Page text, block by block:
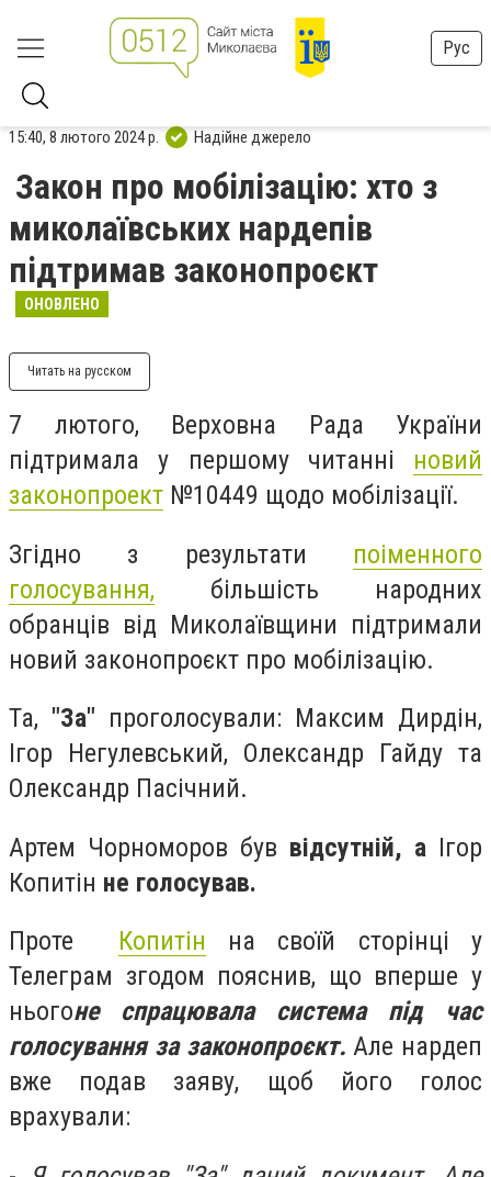
Рус
15:40, 8 лютого 2024 р. Надійне джерело
Закон про мобілізацію: хто з
миколаївських нардепів
підтримав законопроєкт
ОНОВЛЕНО
Читать на русском
7 лютого, Верховна Рада України
підтримала у першому читанні новий
законопроект №10449 щодо мобілізації.
Згідно з результати поіменного
голосування, більшість народних
обранців від Миколаївщини підтримали
новий законопроєкт про мобілізацію.
Та, "За" проголосували: Максим Дирдін,
Ігор Негулевський, Олександр Гайду та
Олександр Пасічний.
Артем Чорноморов був відсутній, а Ігор
Копитін не голосував.
Проте Копитін на своїй сторінці у
Телеграм згодом пояснив, що вперше у
ньогоне спрацювала система під час
голосування за законопроєкт.Але нардеп
вже подав заяву, щоб його голос
врахували: